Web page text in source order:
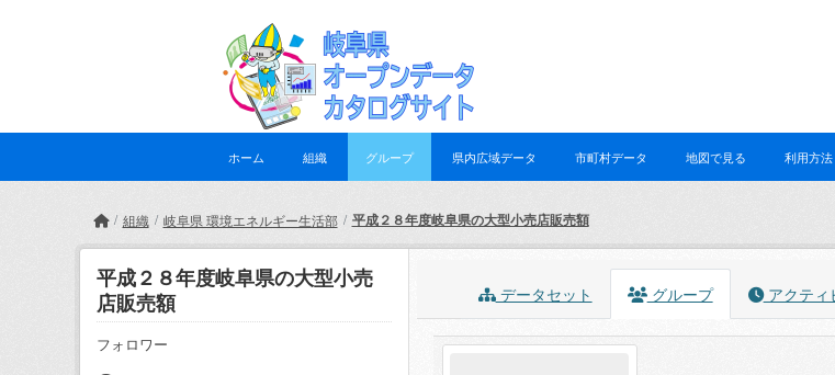
ホーム 組織 グループ 県内広域データ 市町村データ 地図で見る 利用方
組織 岐阜県 環境エネルギー生活部 平成２８年度岐阜県の大型小売店販売額
平成２８年度岐阜県の大型小売
店販売額
フォロワー
データセット グループ アクティ